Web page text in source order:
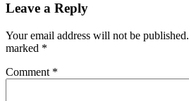
Leave a Reply
Your email address will not be published.
marked *
Comment *